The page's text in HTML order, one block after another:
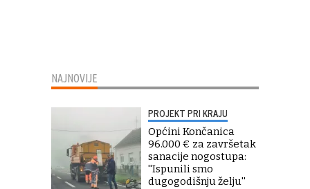
NAJNOVIJE
PROJEKT PRI KRAJU
Općini Končanica
96.000 € za završetak
sanacije nogostupa:
''Ispunili smo
dugogodišnju želju''